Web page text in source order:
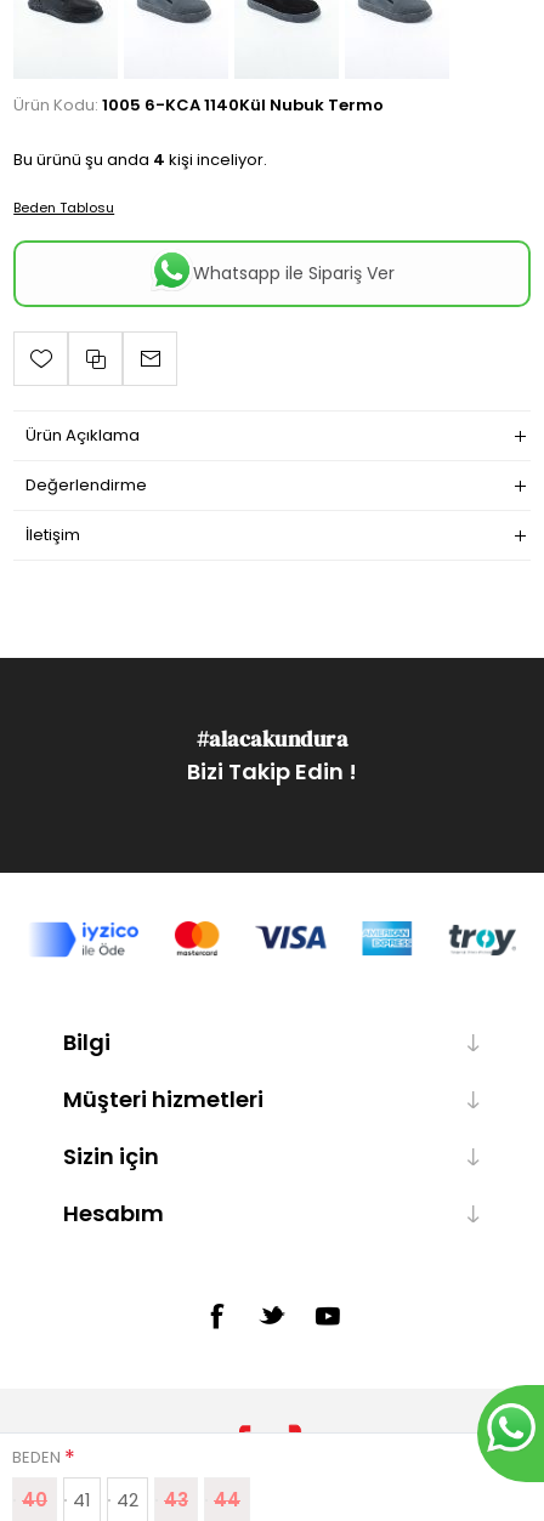
Ürün Kodu: 1005 6-KCA 1140Kül Nubuk Termo
BEDEN *
40 41 42 43 44
Bu ürünü şu anda 4 kişi inceliyor.
Beden Tablosu
Whatsapp ile Sipariş Ver
Ürün Açıklama
Değerlendirme
İletişim
#alacakundura
Bizi Takip Edin !
Bilgi
Müşteri hizmetleri
Sizin için
Hesabım